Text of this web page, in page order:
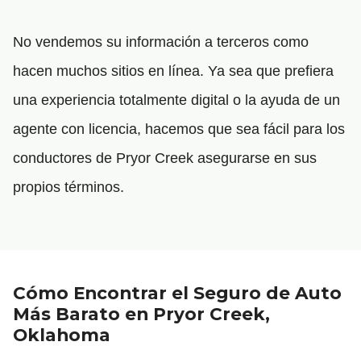
No vendemos su información a terceros como
hacen muchos sitios en línea. Ya sea que prefiera
una experiencia totalmente digital o la ayuda de un
agente con licencia, hacemos que sea fácil para los
conductores de Pryor Creek asegurarse en sus
propios términos.
Cómo Encontrar el Seguro de Auto
Más Barato en Pryor Creek,
Oklahoma